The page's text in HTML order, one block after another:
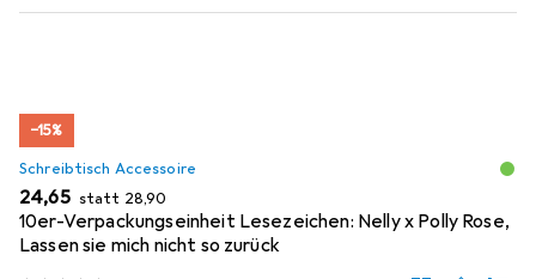
−15%
Schreibtisch Accessoire
EUR
24,65 statt EUR
28,90
10er-Verpackungseinheit Lesezeichen: Nelly x Polly Rose,
Lassen sie mich nicht so zurück